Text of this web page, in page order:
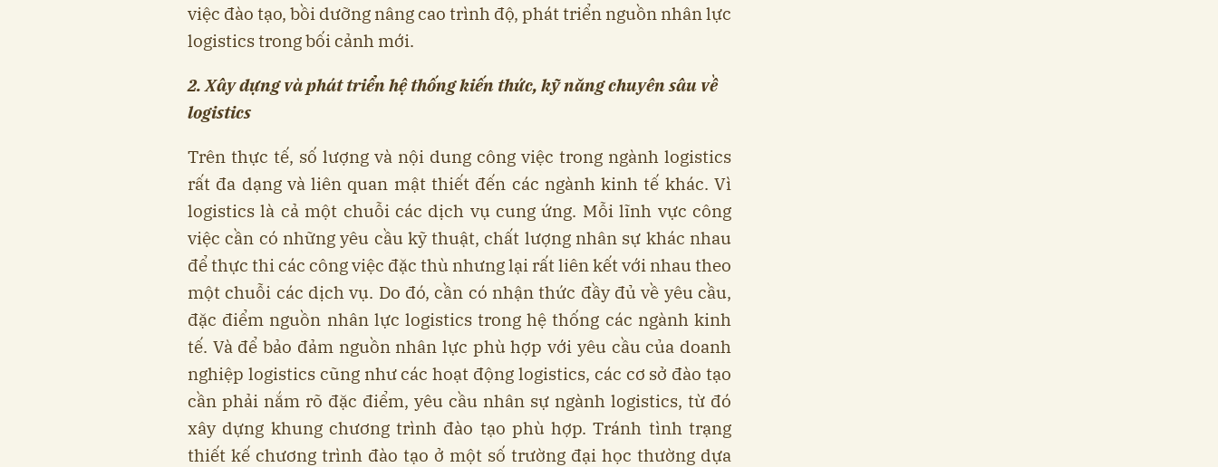
việc đào tạo, bồi dưỡng nâng cao trình độ, phát triển nguồn nhân lực
logistics trong bối cảnh mới.
2. Xây dựng và phát triển hệ thống kiến thức, kỹ năng chuyên sâu về
logistics
Trên thực tế, số lượng và nội dung công việc trong ngành logistics
rất đa dạng và liên quan mật thiết đến các ngành kinh tế khác. Vì
logistics là cả một chuỗi các dịch vụ cung ứng. Mỗi lĩnh vực công
việc cần có những yêu cầu kỹ thuật, chất lượng nhân sự khác nhau
để thực thi các công việc đặc thù nhưng lại rất liên kết với nhau theo
một chuỗi các dịch vụ. Do đó, cần có nhận thức đầy đủ về yêu cầu,
đặc điểm nguồn nhân lực logistics trong hệ thống các ngành kinh
tế. Và để bảo đảm nguồn nhân lực phù hợp với yêu cầu của doanh
nghiệp logistics cũng như các hoạt động logistics, các cơ sở đào tạo
cần phải nắm rõ đặc điểm, yêu cầu nhân sự ngành logistics, từ đó
xây dựng khung chương trình đào tạo phù hợp. Tránh tình trạng
thiết kế chương trình đào tạo ở một số trường đại học thường dựa